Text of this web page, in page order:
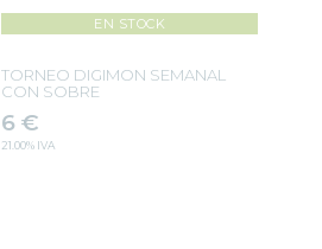
EN STOCK
TORNEO DIGIMON SEMANAL
CON SOBRE
6 €
21.00% IVA